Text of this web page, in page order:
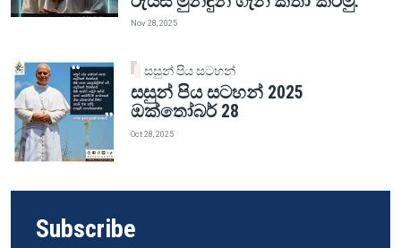
Nov 28, 2025
සසුන් පිය සටහන්
සසුන් පිය සටහන් 2025
ඔක්තෝබර් 28
Oct 28, 2025
Subscribe